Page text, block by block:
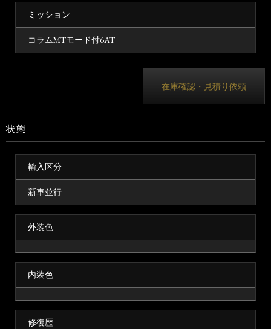
ミッション
コラムMTモード付6AT
在庫確認・見積り依頼
状態
輸入区分
新車並行
外装色
内装色
修復歴